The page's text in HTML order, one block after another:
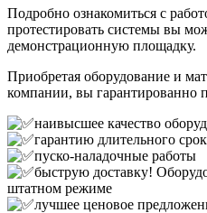
Подробно ознакомиться с
протестировать системы вы
демонстрационную площадку.
Приобретая оборудование и
компании, вы гарантированно
наивысшее качество
гарантию длительного
пуско-наладочные работы
быструю доставку!
штатном режиме
лучшее ценовое